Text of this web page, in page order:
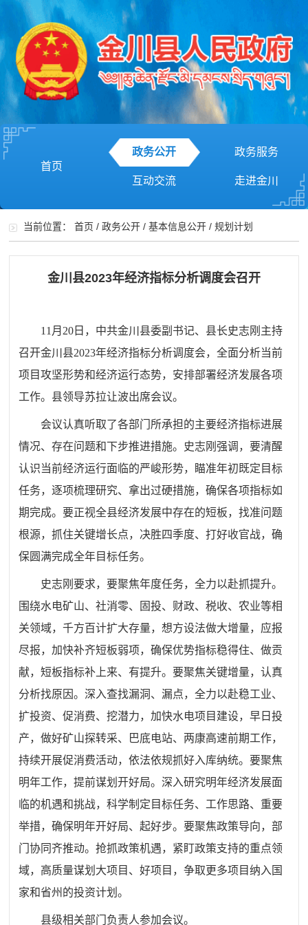
首页
政务公开 政务服务
互动交流 走进金川
当前位置：首页 /政务公开 /基本信息公开 /规划计划
金川县2023年经济指标分析调度会召开
11月20日，中共金川县委副书记、县长史志刚主持
召开金川县2023年经济指标分析调度会，全面分析当前
项目攻坚形势和经济运行态势，安排部署经济发展各项
工作。县领导苏拉让波出席会议。
会议认真听取了各部门所承担的主要经济指标进展
情况、存在问题和下步推进措施。史志刚强调，要清醒
认识当前经济运行面临的严峻形势，瞄准年初既定目标
任务，逐项梳理研究、拿出过硬措施，确保各项指标如
期完成。要正视全县经济发展中存在的短板，找准问题
根源，抓住关键增长点，决胜四季度、打好收官战，确
保圆满完成全年目标任务。
史志刚要求，要聚焦年度任务，全力以赴抓提升。
围绕水电矿山、社消零、固投、财政、税收、农业等相
关领域，千方百计扩大存量，想方设法做大增量，应报
尽报，加快补齐短板弱项，确保优势指标稳得住、做贡
献，短板指标补上来、有提升。要聚焦关键增量，认真
分析找原因。深入查找漏洞、漏点，全力以赴稳工业、
扩投资、促消费、挖潜力，加快水电项目建设，早日投
产，做好矿山探转采、巴底电站、两康高速前期工作，
持续开展促消费活动，依法依规抓好入库纳统。要聚焦
明年工作，提前谋划开好局。深入研究明年经济发展面
临的机遇和挑战，科学制定目标任务、工作思路、重要
举措，确保明年开好局、起好步。要聚焦政策导向，部
门协同齐推动。抢抓政策机遇，紧盯政策支持的重点领
域，高质量谋划大项目、好项目，争取更多项目纳入国
家和省州的投资计划。
县级相关部门负责人参加会议。